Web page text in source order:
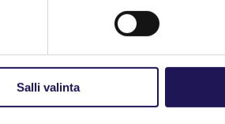
Salli valinta